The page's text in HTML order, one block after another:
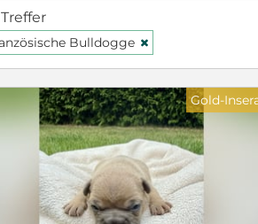
Bulldogge H
Gold-